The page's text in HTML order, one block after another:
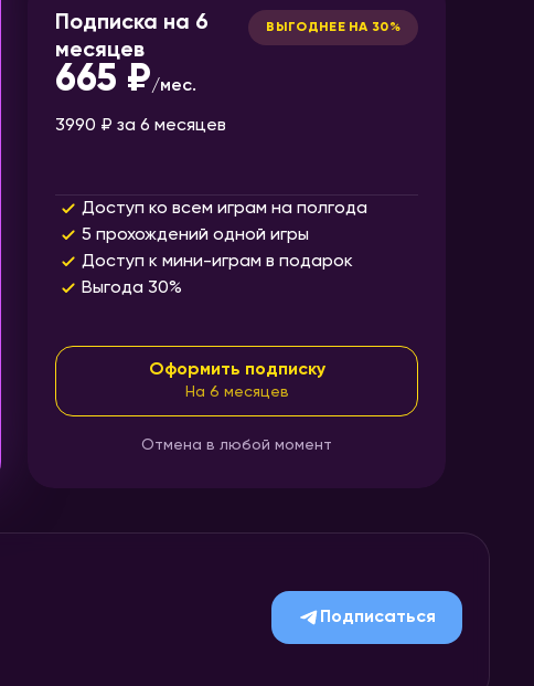
Подписка на 6
месяцев
ВЫГОДНЕЕ НА 30%
665 ₽/мес.
3990 ₽ за 6 месяцев
Доступ ко всем играм на полгода
5 прохождений одной игры
Доступ к мини-играм в подарок
Выгода 30%
Оформить подписку
На 6 месяцев
Отмена в любой момент
Подписаться